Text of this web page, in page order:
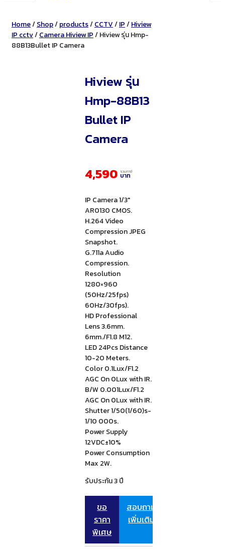
Home/Shop/products/CCTV/IP/Hiview
IP cctv/Camera Hiview IP/ Hiview รุ่น Hmp-
88B13Bullet IP Camera
Hiview รุ่น
Hmp-88B13
Bullet IP
Camera
4,590 รวมภาษี
บาท
IP Camera 1/3″
AR0130 CMOS.
H.264 Video
Compression JPEG
Snapshot.
G.711a Audio
Compression.
Resolution
1280×960
(50Hz/25fps)
60Hz/30fps).
HD Professional
Lens 3.6mm.
6mm./F1.8 M12.
LED 24Pcs Distance
10-20 Meters.
Color 0.1Lux/F1.2
AGC On 0Lux with IR.
B/W 0.001Lux/F1.2
AGC On 0Lux with IR.
Shutter 1/50(1/60)s-
1/10 000s.
Power Supply
12VDC±10%
Power Consumption
Max 2W.
รับประกัน 3 ปี
ขอ
ราคา
พิเศษ
สอบถาม
เพิ่มเติม